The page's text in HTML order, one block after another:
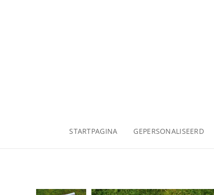
STARTPAGINA GEPERSONALISEERD